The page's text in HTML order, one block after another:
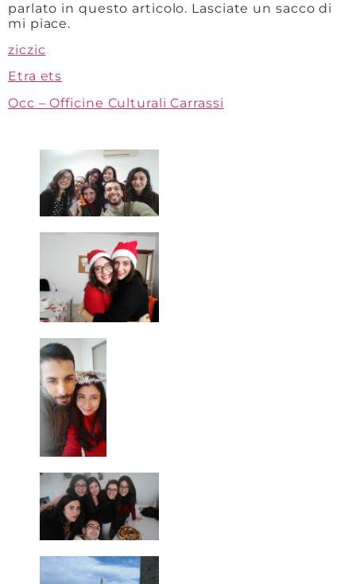
parlato in questo articolo. Lasciate un sacco di
mi piace.
ziczic
Etra ets
Occ – Officine Culturali Carrassi